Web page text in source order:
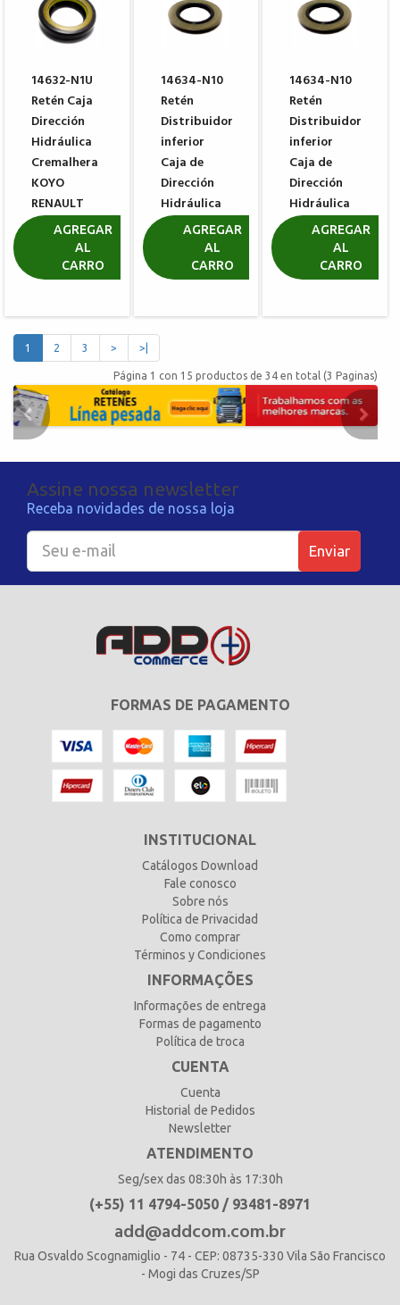
14632-N1U
Retén Caja
Dirección
Hidráulica
Cremalhera
KOYO
RENAULT
SCENIC
LOGAN CLIO
R$ 43,96
AGREGAR
AL
CARRO
14634-N10
Retén
Distribuidor
inferior
Caja de
Dirección
Hidráulica
RENAULT
R$ 5,61
AGREGAR
AL
CARRO
14634-N10
Retén
Distribuidor
inferior
Caja de
Dirección
Hidráulica
RENAULT
MEGANE
R$ 5,61
AGREGAR
AL
CARRO
1 2 3 > >|
Página 1 con 15 productos de 34 en total (3 Paginas)
Assine nossa newsletter
Receba novidades de nossa loja
Enviar
FORMAS DE PAGAMENTO
INSTITUCIONAL
Catálogos Download
Fale conosco
Sobre nós
Política de Privacidad
Como comprar
Términos y Condiciones
INFORMAÇÕES
Informações de entrega
Formas de pagamento
Política de troca
CUENTA
Cuenta
Historial de Pedidos
Newsletter
ATENDIMENTO
Seg/sex das 08:30h às 17:30h
(+55) 11 4794-5050 / 93481-8971
add@addcom.com.br
Rua Osvaldo Scognamiglio - 74 - CEP: 08735-330 Vila São Francisco
- Mogi das Cruzes/SP